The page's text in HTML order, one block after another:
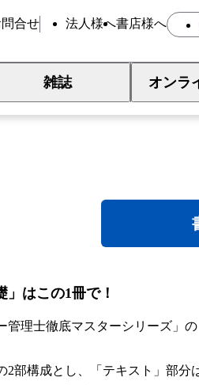
合せ 法人様へ書店様へ
雑誌 オンラ
はこの1冊で！
理士徹底マスターシリーズ」
部構成とし、「テキスト」部分